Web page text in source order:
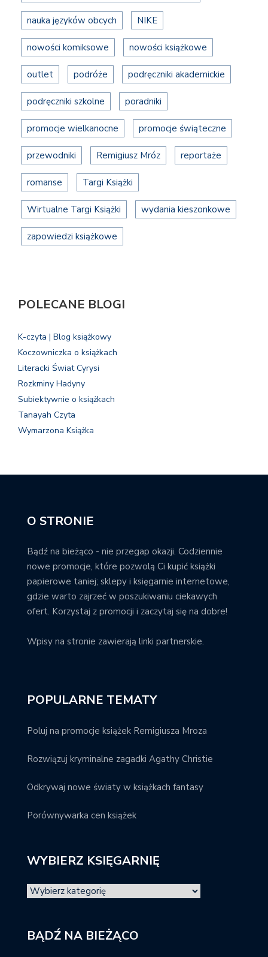
nauka języków obcych NIKE
nowości komiksowe nowości książkowe
outlet podróże podręczniki akademickie
podręczniki szkolne poradniki
promocje wielkanocne promocje świąteczne
przewodniki Remigiusz Mróz reportaże
romanse Targi Książki
Wirtualne Targi Książki wydania kieszonkowe
zapowiedzi książkowe
POLECANE BLOGI
K-czyta | Blog książkowy
Koczowniczka o książkach
Literacki Świat Cyrysi
Rozkminy Hadyny
Subiektywnie o książkach
Tanayah Czyta
Wymarzona Książka
O STRONIE
Bądź na bieżąco - nie przegap okazji. Codziennie
nowe promocje, które pozwolą Ci kupić książki
papierowe taniej; sklepy i księgarnie internetowe,
gdzie warto zajrzeć w poszukiwaniu ciekawych
ofert. Korzystaj z promocji i zaczytaj się na dobre!
Wpisy na stronie zawierają linki partnerskie.
POPULARNE TEMATY
Poluj na promocje książek Remigiusza Mroza
Rozwiązuj kryminalne zagadki Agathy Christie
Odkrywaj nowe światy w książkach fantasy
Porównywarka cen książek
WYBIERZ KSIĘGARNIĘ
BĄDŹ NA BIEŻĄCO